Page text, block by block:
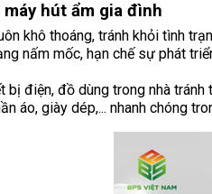
hút ẩm gia đình
khô thoáng, tránh khỏi tình
nấm mốc, hạn chế sự phát
bị điện, đồ dùng trong nhà
áo, giày dép,... nhanh chóng